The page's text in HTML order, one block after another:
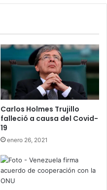
Carlos Holmes Trujillo
falleció a causa del Covid-
19
enero 26, 2021